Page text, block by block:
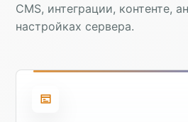
CMS, интеграции, контенте,
настройках сервера.